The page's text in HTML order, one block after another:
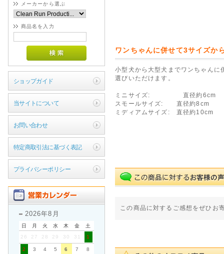
メーカーから選ぶ
商品名を入力
ショップガイド
当サイトについて
お問い合わせ
特定商取引法に基づく表記
プライバシーポリシー
2026年8月
日 月 火 水 木 金
土
26
27 28 29 30 31 1
2 3 4 5 6 7 8
ワンちゃんに併せて3サイズか
小型犬から大型犬までワンちゃんに
選びいただけます。
ミニサイズ: 直径約6cm
スモールサイズ: 直径約8cm
ミディアムサイズ: 直径約10cm
この商品に対するご感想をぜひお